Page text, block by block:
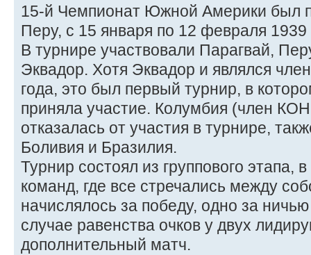
15-й Чемпионат Южной Америки был
Перу, с 15 января по 12 февраля 1939
В турнире участвовали Парагвай,
Эквадор. Хотя Эквадор и являлся
года, это был первый турнир, в
приняла участие. Колумбия (член
отказалась от участия в турнире,
Боливия и Бразилия.
Турнир состоял из группового этапа,
команд, где все стречались между
начислялось за победу, одно за
случае равенства очков у двух
дополнительный матч.